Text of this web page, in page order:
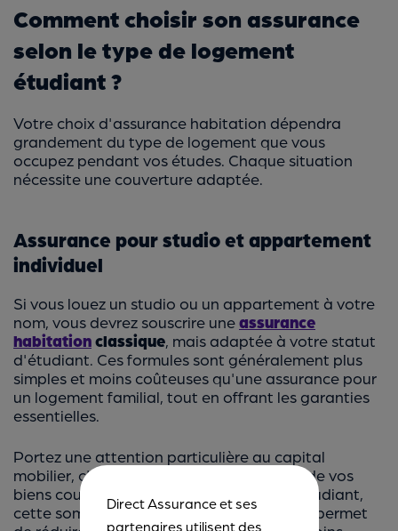
Comment choisir son assurance
selon le type de logement
étudiant ?
Votre choix d'assurance habitation dépendra
grandement du type de logement que vous
occupez pendant vos études. Chaque situation
nécessite une couverture adaptée.
Assurance pour studio et appartement
individuel
Si vous louez un studio ou un appartement à votre
nom, vous devrez souscrire uneassurance
habitationclassique , mais adaptée à votre statut
d'étudiant. Ces formules sont généralement plus
simples et moins coûteuses qu'une assurance pour
un logement familial, tout en offrant les garanties
essentielles.
Portez une attention particulière au capital
mobilier, c'est-à-dire la valeur maximale de vos
biens couverts par l'assurance. Pour un étudiant,
cette somme est souvent modeste, ce qui permet
Direct Assurance et ses
partenaires utilisent des